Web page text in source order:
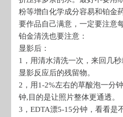
粉等增白化学成分容易和铂金
要作品自己满意，一定要注意
铂金清洗也要注意：
显影后：
1，用清水清洗一次，来回几
显影反应后的残留物。
2，用1-2%左右的草酸泡一分
钟,目的是让照片整体更通透。
3，EDTA漂5-15分钟，看看是